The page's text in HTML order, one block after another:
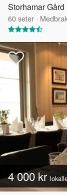
Storhamar
60seter ·
4 000 kr